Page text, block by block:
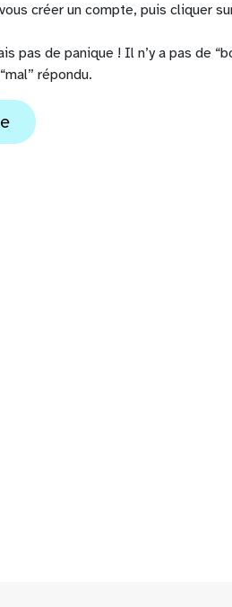
créer un compte, puis cliquer
pas de panique ! Il n’y a pas de
répondu.